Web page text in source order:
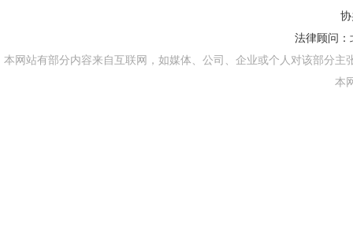
法律顾问：
本网站有部分内容来自互联网，如媒体、公司、企业或个人对该部分
本